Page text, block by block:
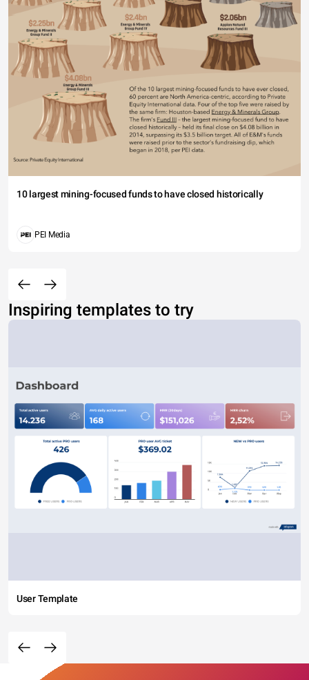
10 largest mining-focused funds to have closed historically
PEI Media
Inspiring templates to try
User Template